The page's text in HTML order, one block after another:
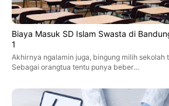
Biaya Masuk SD Islam Swasta di
1
Akhirnya ngalamin juga, bingung milih sekolah
Sebagai orangtua tentu punya beber…